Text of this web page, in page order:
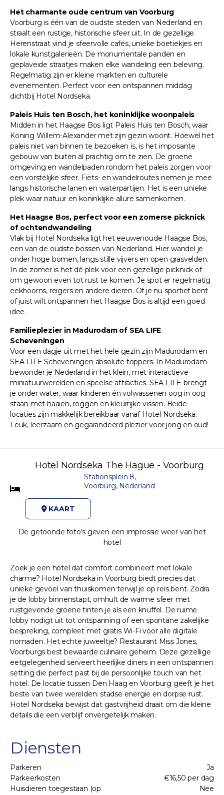
Het charmante oude centrum van Voorburg
Voorburg is één van de oudste steden van Nederland en
straalt een rustige, historische sfeer uit. In de gezellige
Herenstraat vind je sfeervolle cafés, unieke boetiekjes en
lokale kunstgalerieën. De monumentale panden en
geplaveide straatjes maken elke wandeling een beleving.
Regelmatig zijn er kleine markten en culturele
evenementen. Perfect voor een ontspannen middag
dichtbij Hotel Nordseka.
Paleis Huis ten Bosch, het koninklijke woonpaleis
Midden in het Haagse Bos ligt Paleis Huis ten Bosch, waar
Koning Willem-Alexander met zijn gezin woont. Hoewel het
paleis niet van binnen te bezoeken is, is het imposante
gebouw van buiten al prachtig om te zien. De groene
omgeving en wandelpaden rondom het paleis zorgen voor
een vorstelijke sfeer. Fiets- en wandelroutes nemen je mee
langs historische lanen en waterpartijen. Het is een unieke
plek waar natuur en koninklijke allure samenkomen.
Het Haagse Bos, perfect voor een zomerse picknick
of ochtendwandeling
Vlak bij Hotel Nordseka ligt het eeuwenoude Haagse Bos,
een van de oudste bossen van Nederland. Hier wandel je
onder hoge bomen, langs stille vijvers en open grasvelden.
In de zomer is het dé plek voor een gezellige picknick of
om gewoon even tot rust te komen. Je spot er regelmatig
eekhoorns, reigers en andere dieren. Of je nu sportief bent
of juist wilt ontspannen het Haagse Bos is altijd een goed
idee.
Familieplezier in Madurodam of SEA LIFE
Scheveningen
Voor een dagje uit met het hele gezin zijn Madurodam en
SEA LIFE Scheveningen absolute toppers. In Madurodam
bewonder je Nederland in het klein, met interactieve
miniatuurwerelden en speelse attracties. SEA LIFE brengt
je onder water, waar kinderen én volwassenen oog in oog
staan met haaien, roggen en kleurrijke vissen. Beide
locaties zijn makkelijk bereikbaar vanaf Hotel Nordseka.
Leuk, leerzaam en gegarandeerd plezier voor jong en oud!
Hotel Nordseka The Hague - Voorburg
Stationsplein 8,
Voorburg, Nederland
KAART
De getoonde foto's geven een impressie weer van het
hotel
Zoek je een hotel dat comfort combineert met lokale
charme? Hotel Nordseka in Voorburg biedt precies dat
unieke gevoel van thuiskomen terwijl je op reis bent. Zodra
je de lobby binnenstapt, omhult de warme sfeer met
rustgevende groene tinten je als een knuffel. De ruime
lobby nodigt uit tot ontspanning of een spontane zakelijke
bespreking, compleet met gratis Wi-Fi voor alle digitale
nomaden. Het echte juweeltje? Restaurant Miss Jones,
Voorburgs best bewaarde culinaire geheim. Deze gezellige
eetgelegenheid serveert heerlijke diners in een ontspannen
setting die perfect past bij de persoonlijke touch van het
hotel. De locatie tussen Den Haag en Voorburg geeft je het
beste van twee werelden: stadse energie en dorpse rust.
Hotel Nordseka bewijst dat gastvrijheid draait om die kleine
details die een verblijf onvergetelijk maken.
Diensten
Parkeren
Ja
Parkeerkosten
€16,50 per dag
Huisdieren toegestaan (op
Nee